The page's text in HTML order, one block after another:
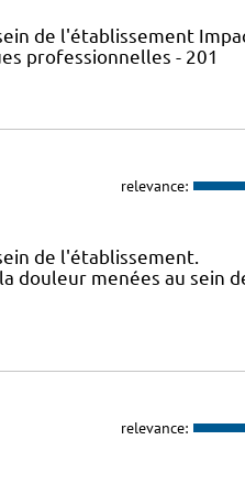
de l'établissement
professionnelles - 201
relevance:
de l'établissement.
douleur menées au sein
relevance: